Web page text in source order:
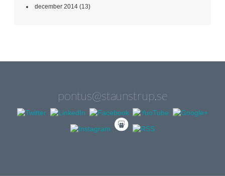
december 2014 (13)
pontus@staunstrup.se